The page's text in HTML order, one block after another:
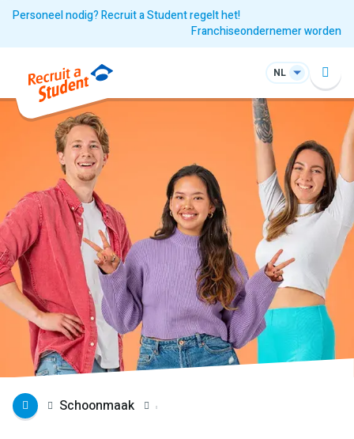
Personeel nodig? Recruit a Student regelt het!
Franchiseondernemer worden
NL
Schoonmaak